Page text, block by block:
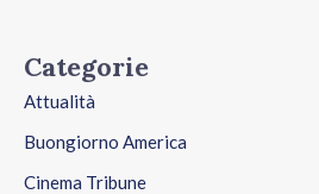
Categorie
Attualità
Buongiorno America
Cinema Tribune